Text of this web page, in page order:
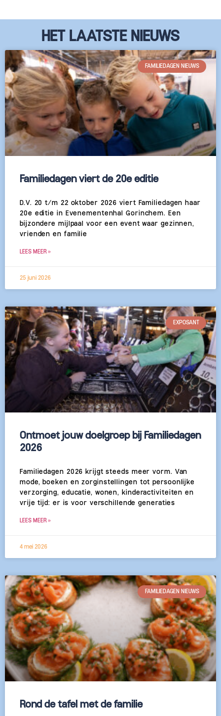
HET LAATSTE NIEUWS
FAMILIEDAGEN NIEUWS
Familiedagen viert de 20e editie
D.V. 20 t/m 22 oktober 2026 viert Familiedagen haar
20e editie in Evenementenhal Gorinchem. Een
bijzondere mijlpaal voor een event waar gezinnen,
vrienden en familie
LEES MEER »
25 juni 2026
EXPOSANT
Ontmoet jouw doelgroep bij Familiedagen
2026
Familiedagen 2026 krijgt steeds meer vorm. Van
mode, boeken en zorginstellingen tot persoonlijke
verzorging, educatie, wonen, kinderactiviteiten en
vrije tijd: er is voor verschillende generaties
LEES MEER »
4 mei 2026
FAMILIEDAGEN NIEUWS
Rond de tafel met de familie